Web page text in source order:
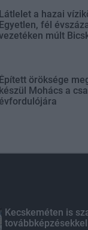
Látlelet a hazai
Egyetlen, fél
múlt
Épített öröksége
készül Mohács a
évfordulójára
Kecskeméten is